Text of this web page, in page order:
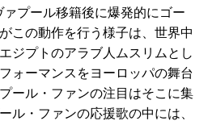
ァプール移籍後に爆発的にゴー
この動作を行う様子は、世界中
ジプトのアラブ人ムスリムとし
ォーマンスをヨーロッパの舞台
ール・ファンの注目はそこに集
ル・ファンの応援歌の中には、